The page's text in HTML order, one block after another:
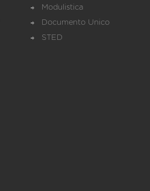
Modulistica
Documento Unico
STED